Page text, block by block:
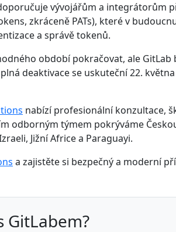
vývojářům a
zkráceně PATs), které v
a správě tokenů.
období pokračovat, ale
deaktivace se uskuteční 22.
nabízí profesionální konzultace,
odborným týmem pokrýváme
Jižní Africe a Paraguayi.
a zajistěte si bezpečný a moderní
GitLabem?